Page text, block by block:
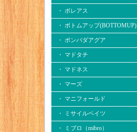
・ ボレアス
・ ボトムアップ(BOTTOMUP)
・ ボンバダアグア
・ マドタチ
・ マドネス
・ マーズ
・ マニフォールド
・ ミサイルベイツ
・ ミブロ（mibro）